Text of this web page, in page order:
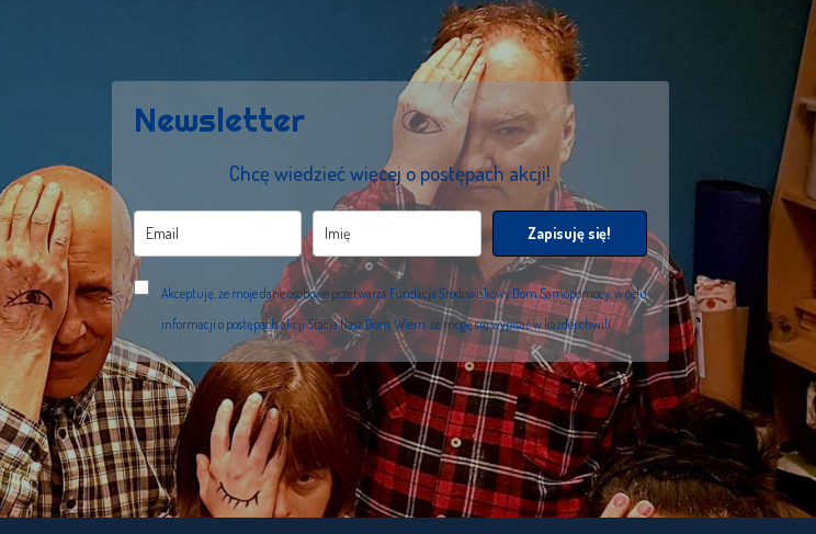
Newsletter
Chcę wiedzieć więcej o postępach akcji!
Zapisuję się!
Akceptuję, że moje dane osobowe przetwarza Fundacja Środowiskowy Dom Samopomocy, w celu
informacji o postępach akcji Stacja Nasz Dom. Wiem, że mogę się wypisać w każdej chwili.